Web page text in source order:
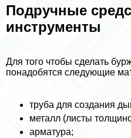
Подручные
инструменты
Для того чтобы сделать
понадобятся следующие
труба для создания
металл (листы
арматура;